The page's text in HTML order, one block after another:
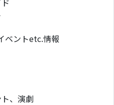
ベントetc.情報
、演劇